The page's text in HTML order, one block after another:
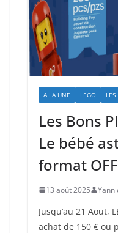
A LA UNE LEGO
Les Bons
Le bébé
format
13 août 2025
Jusqu’au 21 Aout,
achat de 150 € ou